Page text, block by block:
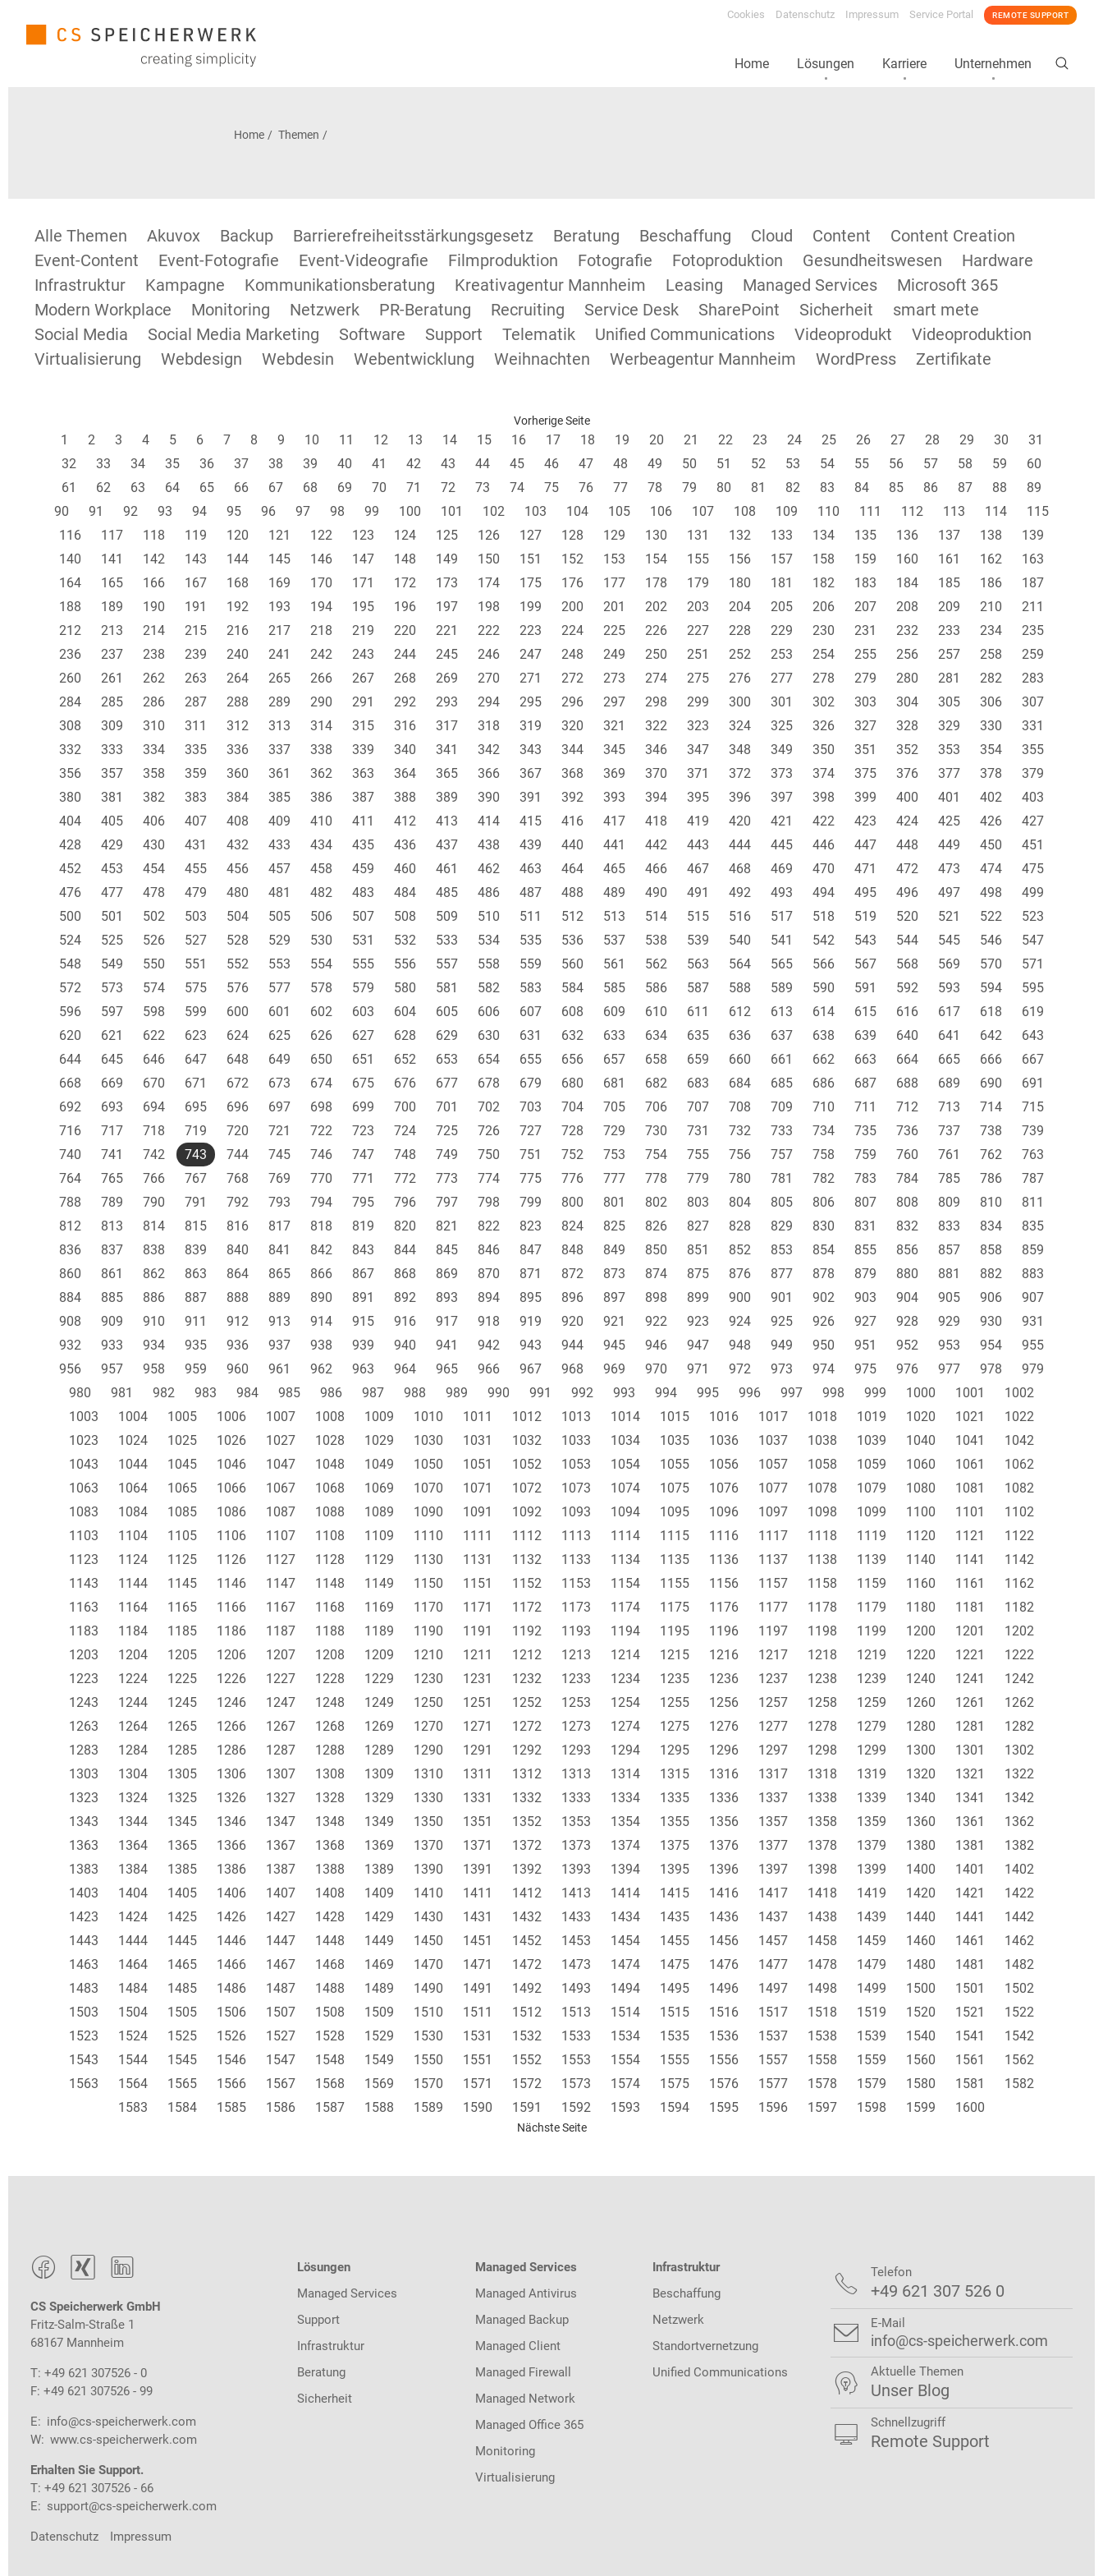
Cookies Datenschutz Impressum Service Portal REMOTE SUPPORT
Home Lösungen Karriere Unternehmen
Home Themen
Alle Themen Akuvox Backup Barrierefreiheitsstärkungsgesetz Beratung Beschaffung Cloud Content
Content Creation
Event-Content
Event-Fotografie Event-Videografie Filmproduktion Fotografie Fotoproduktion Gesundheitswesen
Hardware
Infrastruktur
Kampagne Kommunikationsberatung Kreativagentur Mannheim Leasing Managed Services
Microsoft 365
Modern Workplace
Monitoring Netzwerk PR-Beratung Recruiting Service Desk SharePoint Sicherheit
smart mete
Social Media
Social Media Marketing Software Support Telematik Unified Communications Videoprodukt
Videoproduktion
Virtualisierung
Webdesign Webdesin Webentwicklung Weihnachten Werbeagentur Mannheim WordPress Zertifikate
Vorherige Seite
1 2 3 4 5 6 7 8 9 10 11 12 13 14 15 16 17 18 19 20 21 22 23 24 25 26 27 28 29 30
31
32
33 34 35 36 37 38 39 40 41 42 43 44 45 46 47 48 49 50 51 52 53 54 55 56 57 58 59
60
61
62 63 64 65 66 67 68 69 70 71 72 73 74 75 76 77 78 79 80 81 82 83 84 85 86 87 88
89
90
91 92 93 94 95 96 97 98 99 100 101 102 103 104 105 106 107 108 109 110 111 112 113 114
115
116
117 118 119 120 121 122 123 124 125 126 127 128 129 130 131 132 133 134 135 136 137 138
139
140
141 142 143 144 145 146 147 148 149 150 151 152 153 154 155 156 157 158 159 160 161 162
163
164
165 166 167 168 169 170 171 172 173 174 175 176 177 178 179 180 181 182 183 184 185 186
187
188
189 190 191 192 193 194 195 196 197 198 199 200 201 202 203 204 205 206 207 208 209 210
211
212
213 214 215 216 217 218 219 220 221 222 223 224 225 226 227 228 229 230 231 232 233 234
235
236
237 238 239 240 241 242 243 244 245 246 247 248 249 250 251 252 253 254 255 256 257 258
259
260
261 262 263 264 265 266 267 268 269 270 271 272 273 274 275 276 277 278 279 280 281 282
283
284
285 286 287 288 289 290 291 292 293 294 295 296 297 298 299 300 301 302 303 304 305 306
307
308
309 310 311 312 313 314 315 316 317 318 319 320 321 322 323 324 325 326 327 328 329 330
331
332
333 334 335 336 337 338 339 340 341 342 343 344 345 346 347 348 349 350 351 352 353 354
355
356
357 358 359 360 361 362 363 364 365 366 367 368 369 370 371 372 373 374 375 376 377 378
379
380
381 382 383 384 385 386 387 388 389 390 391 392 393 394 395 396 397 398 399 400 401 402
403
404
405 406 407 408 409 410 411 412 413 414 415 416 417 418 419 420 421 422 423 424 425 426
427
428
429 430 431 432 433 434 435 436 437 438 439 440 441 442 443 444 445 446 447 448 449 450
451
452
453 454 455 456 457 458 459 460 461 462 463 464 465 466 467 468 469 470 471 472 473 474
475
476
477 478 479 480 481 482 483 484 485 486 487 488 489 490 491 492 493 494 495 496 497 498
499
500
501 502 503 504 505 506 507 508 509 510 511 512 513 514 515 516 517 518 519 520 521 522
523
524
525 526 527 528 529 530 531 532 533 534 535 536 537 538 539 540 541 542 543 544 545 546
547
548
549 550 551 552 553 554 555 556 557 558 559 560 561 562 563 564 565 566 567 568 569 570
571
572
573 574 575 576 577 578 579 580 581 582 583 584 585 586 587 588 589 590 591 592 593 594
595
596
597 598 599 600 601 602 603 604 605 606 607 608 609 610 611 612 613 614 615 616 617 618
619
620
621 622 623 624 625 626 627 628 629 630 631 632 633 634 635 636 637 638 639 640 641 642
643
644
645 646 647 648 649 650 651 652 653 654 655 656 657 658 659 660 661 662 663 664 665 666
667
668
669 670 671 672 673 674 675 676 677 678 679 680 681 682 683 684 685 686 687 688 689 690
691
692
693 694 695 696 697 698 699 700 701 702 703 704 705 706 707 708 709 710 711 712 713 714
715
716
717 718 719 720 721 722 723 724 725 726 727 728 729 730 731 732 733 734 735 736 737 738
739
740
741 742 743 744 745 746 747 748 749 750 751 752 753 754 755 756 757 758 759 760 761 762
763
764
765 766 767 768 769 770 771 772 773 774 775 776 777 778 779 780 781 782 783 784 785 786
787
788
789 790 791 792 793 794 795 796 797 798 799 800 801 802 803 804 805 806 807 808 809 810
811
812
813 814 815 816 817 818 819 820 821 822 823 824 825 826 827 828 829 830 831 832 833 834
835
836
837 838 839 840 841 842 843 844 845 846 847 848 849 850 851 852 853 854 855 856 857 858
859
860
861 862 863 864 865 866 867 868 869 870 871 872 873 874 875 876 877 878 879 880 881 882
883
884
885 886 887 888 889 890 891 892 893 894 895 896 897 898 899 900 901 902 903 904 905 906
907
908
909 910 911 912 913 914 915 916 917 918 919 920 921 922 923 924 925 926 927 928 929 930
931
932
933 934 935 936 937 938 939 940 941 942 943 944 945 946 947 948 949 950 951 952 953 954
955
956
957 958 959 960 961 962 963 964 965 966 967 968 969 970 971 972 973 974 975 976 977 978
979
980
981 982 983 984 985 986 987 988 989 990 991 992 993 994 995 996 997 998 999 1000 1001
1002
1003
1004 1005 1006 1007 1008 1009 1010 1011 1012 1013 1014 1015 1016 1017 1018 1019 1020 1021
1022
1023
1024 1025 1026 1027 1028 1029 1030 1031 1032 1033 1034 1035 1036 1037 1038 1039 1040 1041
1042
1043
1044 1045 1046 1047 1048 1049 1050 1051 1052 1053 1054 1055 1056 1057 1058 1059 1060 1061
1062
1063
1064 1065 1066 1067 1068 1069 1070 1071 1072 1073 1074 1075 1076 1077 1078 1079 1080 1081
1082
1083
1084 1085 1086 1087 1088 1089 1090 1091 1092 1093 1094 1095 1096 1097 1098 1099 1100 1101
1102
1103
1104 1105 1106 1107 1108 1109 1110 1111 1112 1113 1114 1115 1116 1117 1118 1119 1120 1121
1122
1123
1124 1125 1126 1127 1128 1129 1130 1131 1132 1133 1134 1135 1136 1137 1138 1139 1140 1141
1142
1143
1144 1145 1146 1147 1148 1149 1150 1151 1152 1153 1154 1155 1156 1157 1158 1159 1160 1161
1162
1163
1164 1165 1166 1167 1168 1169 1170 1171 1172 1173 1174 1175 1176 1177 1178 1179 1180 1181
1182
1183
1184 1185 1186 1187 1188 1189 1190 1191 1192 1193 1194 1195 1196 1197 1198 1199 1200 1201
1202
1203
1204 1205 1206 1207 1208 1209 1210 1211 1212 1213 1214 1215 1216 1217 1218 1219 1220 1221
1222
1223
1224 1225 1226 1227 1228 1229 1230 1231 1232 1233 1234 1235 1236 1237 1238 1239 1240 1241
1242
1243
1244 1245 1246 1247 1248 1249 1250 1251 1252 1253 1254 1255 1256 1257 1258 1259 1260 1261
1262
1263
1264 1265 1266 1267 1268 1269 1270 1271 1272 1273 1274 1275 1276 1277 1278 1279 1280 1281
1282
1283
1284 1285 1286 1287 1288 1289 1290 1291 1292 1293 1294 1295 1296 1297 1298 1299 1300 1301
1302
1303
1304 1305 1306 1307 1308 1309 1310 1311 1312 1313 1314 1315 1316 1317 1318 1319 1320 1321
1322
1323
1324 1325 1326 1327 1328 1329 1330 1331 1332 1333 1334 1335 1336 1337 1338 1339 1340 1341
1342
1343
1344 1345 1346 1347 1348 1349 1350 1351 1352 1353 1354 1355 1356 1357 1358 1359 1360 1361
1362
1363
1364 1365 1366 1367 1368 1369 1370 1371 1372 1373 1374 1375 1376 1377 1378 1379 1380 1381
1382
1383
1384 1385 1386 1387 1388 1389 1390 1391 1392 1393 1394 1395 1396 1397 1398 1399 1400 1401
1402
1403
1404 1405 1406 1407 1408 1409 1410 1411 1412 1413 1414 1415 1416 1417 1418 1419 1420 1421
1422
1423
1424 1425 1426 1427 1428 1429 1430 1431 1432 1433 1434 1435 1436 1437 1438 1439 1440 1441
1442
1443
1444 1445 1446 1447 1448 1449 1450 1451 1452 1453 1454 1455 1456 1457 1458 1459 1460 1461
1462
1463
1464 1465 1466 1467 1468 1469 1470 1471 1472 1473 1474 1475 1476 1477 1478 1479 1480 1481
1482
1483
1484 1485 1486 1487 1488 1489 1490 1491 1492 1493 1494 1495 1496 1497 1498 1499 1500 1501
1502
1503
1504 1505 1506 1507 1508 1509 1510 1511 1512 1513 1514 1515 1516 1517 1518 1519 1520 1521
1522
1523
1524 1525 1526 1527 1528 1529 1530 1531 1532 1533 1534 1535 1536 1537 1538 1539 1540 1541
1542
1543
1544 1545 1546 1547 1548 1549 1550 1551 1552 1553 1554 1555 1556 1557 1558 1559 1560 1561
1562
1563
1564 1565 1566 1567 1568 1569 1570 1571 1572 1573 1574 1575 1576 1577 1578 1579 1580 1581
1582
1583
1584 1585 1586 1587 1588 1589 1590 1591 1592 1593 1594 1595 1596 1597 1598 1599 1600
Nächste Seite
  
CS Speicherwerk GmbH
Fritz-Salm-Straße 1
68167 Mannheim
T: +49 621 307526 - 0
F: +49 621 307526 - 99
E: info@cs-speicherwerk.com
W: www.cs-speicherwerk.com
Erhalten Sie Support.
T: +49 621 307526 - 66
E: support@cs-speicherwerk.com
Datenschutz Impressum
Lösungen
Managed Services
Support
Infrastruktur
Beratung
Sicherheit
Managed Services
Managed Antivirus
Managed Backup
Managed Client
Managed Firewall
Managed Network
Managed Office 365
Monitoring
Virtualisierung
Infrastruktur
Beschaffung
Netzwerk
Standortvernetzung
Unified Communications
 Telefon
+49 621 307 526 0
 E-Mail
info@cs-speicherwerk.com
 Aktuelle Themen
Unser Blog
 Schnellzugriff
Remote Support